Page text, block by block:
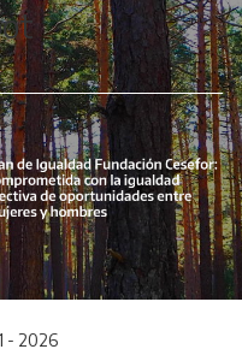
- 2026